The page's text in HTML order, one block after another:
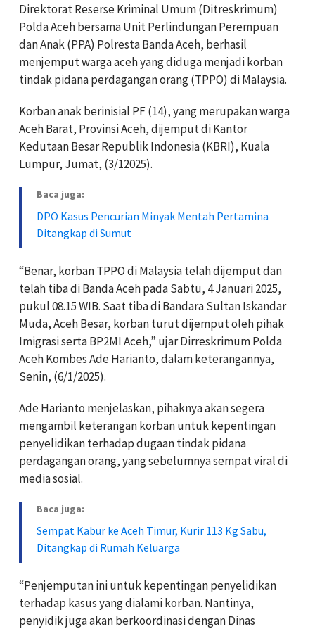
Direktorat Reserse Kriminal Umum (Ditreskrimum)
Polda Aceh bersama Unit Perlindungan Perempuan
dan Anak (PPA) Polresta Banda Aceh, berhasil
menjemput warga aceh yang diduga menjadi korban
tindak pidana perdagangan orang (TPPO) di Malaysia.
Korban anak berinisial PF (14), yang merupakan warga
Aceh Barat, Provinsi Aceh, dijemput di Kantor
Kedutaan Besar Republik Indonesia (KBRI), Kuala
Lumpur, Jumat, (3/12025).
Baca juga:
DPO Kasus Pencurian Minyak Mentah Pertamina
Ditangkap di Sumut
“Benar, korban TPPO di Malaysia telah dijemput dan
telah tiba di Banda Aceh pada Sabtu, 4 Januari 2025,
pukul 08.15 WIB. Saat tiba di Bandara Sultan Iskandar
Muda, Aceh Besar, korban turut dijemput oleh pihak
Imigrasi serta BP2MI Aceh,” ujar Dirreskrimum Polda
Aceh Kombes Ade Harianto, dalam keterangannya,
Senin, (6/1/2025).
Ade Harianto menjelaskan, pihaknya akan segera
mengambil keterangan korban untuk kepentingan
penyelidikan terhadap dugaan tindak pidana
perdagangan orang, yang sebelumnya sempat viral di
media sosial.
Baca juga:
Sempat Kabur ke Aceh Timur, Kurir 113 Kg Sabu,
Ditangkap di Rumah Keluarga
“Penjemputan ini untuk kepentingan penyelidikan
terhadap kasus yang dialami korban. Nantinya,
penyidik juga akan berkoordinasi dengan Dinas